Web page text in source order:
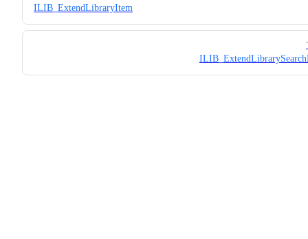
ILIB_ExtendLibraryItem